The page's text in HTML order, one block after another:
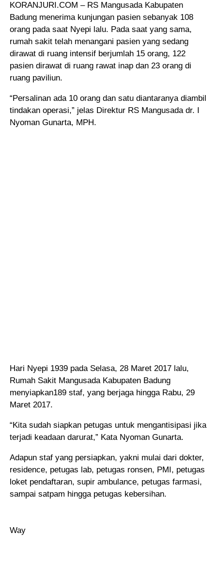
KORANJURI.COM – RS Mangusada Kabupaten
Badung menerima kunjungan pasien sebanyak 108
orang pada saat Nyepi lalu. Pada saat yang sama,
rumah sakit telah menangani pasien yang sedang
dirawat di ruang intensif berjumlah 15 orang, 122
pasien dirawat di ruang rawat inap dan 23 orang di
ruang paviliun.
“Persalinan ada 10 orang dan satu diantaranya diambil
tindakan operasi,” jelas Direktur RS Mangusada dr. I
Nyoman Gunarta, MPH.
Hari Nyepi 1939 pada Selasa, 28 Maret 2017 lalu,
Rumah Sakit Mangusada Kabupaten Badung
menyiapkan189 staf, yang berjaga hingga Rabu, 29
Maret 2017.
“Kita sudah siapkan petugas untuk mengantisipasi jika
terjadi keadaan darurat,” Kata Nyoman Gunarta.
Adapun staf yang persiapkan, yakni mulai dari dokter,
residence, petugas lab, petugas ronsen, PMI, petugas
loket pendaftaran, supir ambulance, petugas farmasi,
sampai satpam hingga petugas kebersihan.
Way